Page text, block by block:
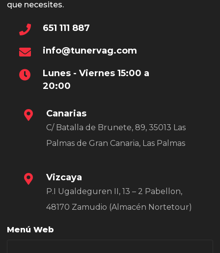
que necesites.
651 111 887
info@tunervag.com
Lunes - Viernes 15:00 a
20:00
Canarias
C/ Batalla de Brunete, 89, 35013 Las
Palmas de Gran Canaria, Las Palmas
Vizcaya
P.I Ugaldeguren II, 13 – 2 Pabellon,
48170 Zamudio (Almacén Nortetour)
Menú Web